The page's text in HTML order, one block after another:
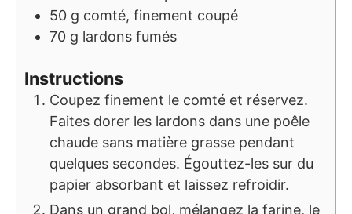
50 g comté, finement coupé
70 g lardons fumés
Instructions
Coupez finement le comté et réservez.
Faites dorer les lardons dans une poêle
chaude sans matière grasse pendant
quelques secondes. Égouttez-les sur du
papier absorbant et laissez refroidir.
Dans un grand bol, mélangez la farine, le